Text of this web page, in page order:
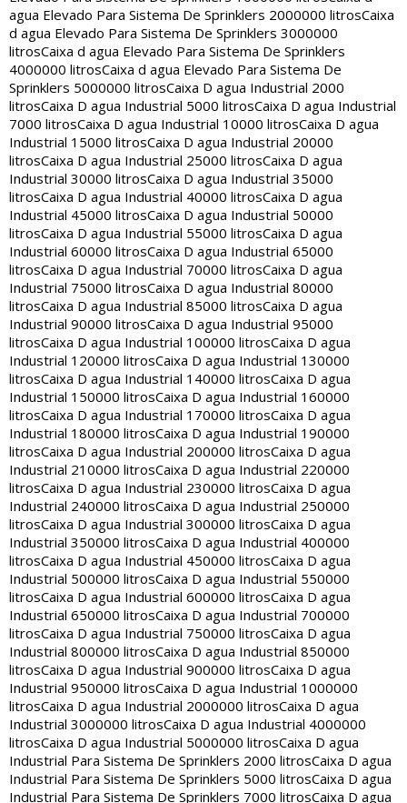
agua Elevado Para Sistema De Sprinklers 2000000 litrosCaixa
d agua Elevado Para Sistema De Sprinklers 3000000
litrosCaixa d agua Elevado Para Sistema De Sprinklers
4000000 litrosCaixa d agua Elevado Para Sistema De
Sprinklers 5000000 litrosCaixa D agua Industrial 2000
litrosCaixa D agua Industrial 5000 litrosCaixa D agua Industrial
7000 litrosCaixa D agua Industrial 10000 litrosCaixa D agua
Industrial 15000 litrosCaixa D agua Industrial 20000
litrosCaixa D agua Industrial 25000 litrosCaixa D agua
Industrial 30000 litrosCaixa D agua Industrial 35000
litrosCaixa D agua Industrial 40000 litrosCaixa D agua
Industrial 45000 litrosCaixa D agua Industrial 50000
litrosCaixa D agua Industrial 55000 litrosCaixa D agua
Industrial 60000 litrosCaixa D agua Industrial 65000
litrosCaixa D agua Industrial 70000 litrosCaixa D agua
Industrial 75000 litrosCaixa D agua Industrial 80000
litrosCaixa D agua Industrial 85000 litrosCaixa D agua
Industrial 90000 litrosCaixa D agua Industrial 95000
litrosCaixa D agua Industrial 100000 litrosCaixa D agua
Industrial 120000 litrosCaixa D agua Industrial 130000
litrosCaixa D agua Industrial 140000 litrosCaixa D agua
Industrial 150000 litrosCaixa D agua Industrial 160000
litrosCaixa D agua Industrial 170000 litrosCaixa D agua
Industrial 180000 litrosCaixa D agua Industrial 190000
litrosCaixa D agua Industrial 200000 litrosCaixa D agua
Industrial 210000 litrosCaixa D agua Industrial 220000
litrosCaixa D agua Industrial 230000 litrosCaixa D agua
Industrial 240000 litrosCaixa D agua Industrial 250000
litrosCaixa D agua Industrial 300000 litrosCaixa D agua
Industrial 350000 litrosCaixa D agua Industrial 400000
litrosCaixa D agua Industrial 450000 litrosCaixa D agua
Industrial 500000 litrosCaixa D agua Industrial 550000
litrosCaixa D agua Industrial 600000 litrosCaixa D agua
Industrial 650000 litrosCaixa D agua Industrial 700000
litrosCaixa D agua Industrial 750000 litrosCaixa D agua
Industrial 800000 litrosCaixa D agua Industrial 850000
litrosCaixa D agua Industrial 900000 litrosCaixa D agua
Industrial 950000 litrosCaixa D agua Industrial 1000000
litrosCaixa D agua Industrial 2000000 litrosCaixa D agua
Industrial 3000000 litrosCaixa D agua Industrial 4000000
litrosCaixa D agua Industrial 5000000 litrosCaixa D agua
Industrial Para Sistema De Sprinklers 2000 litrosCaixa D agua
Industrial Para Sistema De Sprinklers 5000 litrosCaixa D agua
Industrial Para Sistema De Sprinklers 7000 litrosCaixa D agua